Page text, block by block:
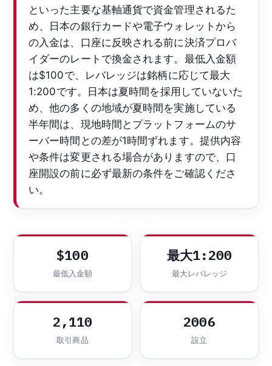
といった主要な基軸通貨で資金管理されるた
め、日本の銀行カードや電子ウォレットから
の入金は、口座に反映される前に決済プロバ
イダーのレートで換金されます。最低入金額
は$100で、レバレッジは銘柄に応じて最大
1:200です。日本は夏時間を採用していないた
め、他の多くの地域が夏時間を実施している
半年間は、現地時間とプラットフォームのサ
ーバー時間との差が1時間ずれます。提供内容
や条件は変更される場合がありますので、口
座開設の前に必ず最新の条件をご確認くださ
い。
$100
最低入金額
最大1:200
最大レバレッジ
2,110
取引商品
2006
設立